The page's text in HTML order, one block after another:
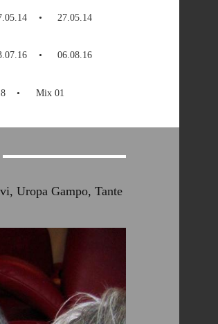
27.05.14
06.08.16
Mix 01
Uropa Gampo, Tante